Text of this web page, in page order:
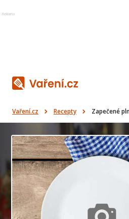
Reklama
Vaření.cz Recepty Zapečené